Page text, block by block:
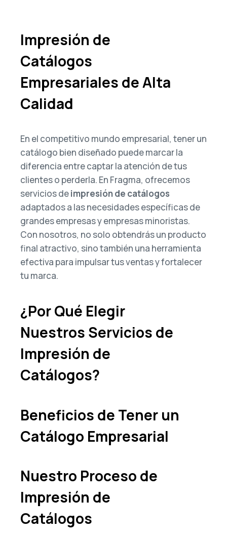
Impresión de
Catálogos
Empresariales de Alta
Calidad
En el competitivo mundo empresarial, tener un
catálogo bien diseñado puede marcar la
diferencia entre captar la atención de tus
clientes o perderla. En Fragma, ofrecemos
servicios deimpresión de catálogos
adaptados a las necesidades específicas de
grandes empresas y empresas minoristas.
Con nosotros, no solo obtendrás un producto
final atractivo, sino también una herramienta
efectiva para impulsar tus ventas y fortalecer
tu marca.
¿Por Qué Elegir
Nuestros Servicios de
Impresión de
Catálogos?
Beneficios de Tener un
Catálogo Empresarial
Nuestro Proceso de
Impresión de
Catálogos